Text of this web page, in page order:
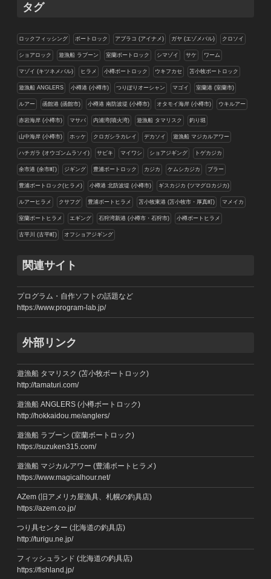
タグ
ロックフィッシング ボートロック アブラコ (アイナメ) ガヤ (エゾメバル) クロソイ
ショアロック 遊漁船 ラブーン 室蘭ボートロック シマゾイ サケ ワーム
マゾイ (キツネメバル) ヒラメ 小樽ボートロック ウキフカセ 苫小牧ボートロック
遊漁船 ANGLERS 小樽港 (小樽市) つりぼりオーシャン マゴイ 室蘭港 (室蘭市)
ルアー 函館港 (函館市) 小樽港 南防波堤 (小樽市) オタモイ海岸 (小樽市) ウキルアー
赤岩海岸 (小樽市) マサバ 内浦湾(噴火湾) 遊漁船 タマリスク 釣り堀
山中海岸 (小樽市) ホッケ クロガシラカレイ デカソイ 遊漁船 マジカルアワー
ハチガラ (オウゴンムラソイ) サビキ マイワシ ショアジギング トゲカジカ
余市港 (余市町) ジギング 豊浦ボートロック カジカ ケムシカジカ ブラー
豊浦ボートロック(ヒラメ) 小樽港 北防波堤 (小樽市) ギスカジカ (ツマグロカジカ)
ルアーヒラメ クサフグ 豊浦ボートヒラメ 苫小牧東港 (苫小牧市・厚真町) マメイカ
室蘭ボートヒラメ エギング 石狩湾新港 (小樽市・石狩市) 小樽ボートヒラメ
古平川 (古平町) オフショアジギング
関連サイト
プログラム・自作ソフトの話題など
https://www.program-lab.jp/
外部リンク
遊漁船 タマリスク (苫小牧ボートロック)
http://tamaturi.com/
遊漁船 ANGLERS (小樽ボートロック)
http://hokkaidou.me/anglers/
遊漁船 ラブーン (室蘭ボートロック)
https://suzuken315.com/
遊漁船 マジカルアワー (豊浦ボートヒラメ)
https://www.magicalhour.net/
AZem (旧アメリカ屋漁具、札幌の釣具店)
https://azem.co.jp/
つり具センター (北海道の釣具店)
http://turigu.ne.jp/
フィッシュランド (北海道の釣具店)
https://fishland.jp/